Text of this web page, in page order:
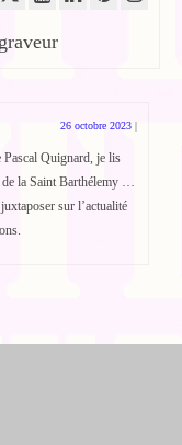
26 octobre 2023 |
Pascal Quignard, je lis
de la Saint Barthélemy …
sur l’actualité